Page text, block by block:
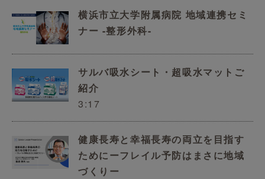
横浜市立大学附属病院 地域連携セミ
ナー -整形外科-
サルバ吸水シート・超吸水マットご
紹介
3:17
健康長寿と幸福長寿の両立を目指す
ためにーフレイル予防はまさに地域
づくりー